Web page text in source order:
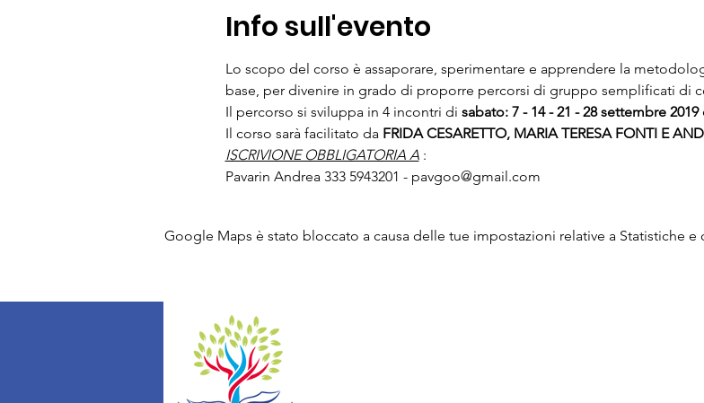
Info sull'evento
Lo scopo del corso è assaporare, sperimentare e apprendere la
base, per divenire in grado di proporre percorsi di gruppo semplificati di
Il percorso si sviluppa in 4 incontri di sabato: 7 - 14 - 21 - 28 settembre
Il corso sarà facilitato da FRIDA CESARETTO, MARIA TERESA FONTI E
ISCRIVIONE OBBLIGATORIA A :
Pavarin Andrea 333 5943201 - pavgoo@gmail.com
Google Maps è stato bloccato a causa delle tue impostazioni relative a Statistiche e